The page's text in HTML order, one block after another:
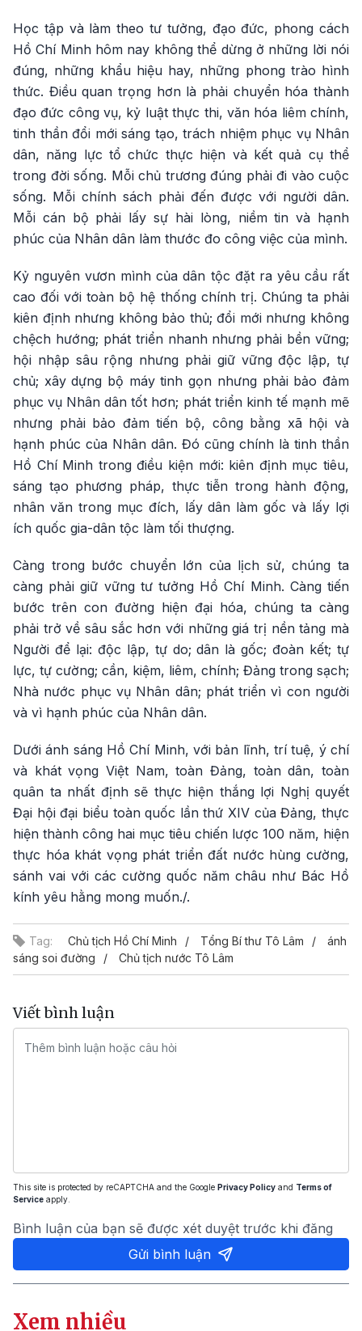
Học tập và làm theo tư tưởng, đạo đức, phong cách
Hồ Chí Minh hôm nay không thể dừng ở những lời nói
đúng, những khẩu hiệu hay, những phong trào hình
thức. Điều quan trọng hơn là phải chuyển hóa thành
đạo đức công vụ, kỷ luật thực thi, văn hóa liêm chính,
tinh thần đổi mới sáng tạo, trách nhiệm phục vụ Nhân
dân, năng lực tổ chức thực hiện và kết quả cụ thể
trong đời sống. Mỗi chủ trương đúng phải đi vào cuộc
sống. Mỗi chính sách phải đến được với người dân.
Mỗi cán bộ phải lấy sự hài lòng, niềm tin và hạnh
phúc của Nhân dân làm thước đo công việc của mình.
Kỷ nguyên vươn mình của dân tộc đặt ra yêu cầu rất
cao đối với toàn bộ hệ thống chính trị. Chúng ta phải
kiên định nhưng không bảo thủ; đổi mới nhưng không
chệch hướng; phát triển nhanh nhưng phải bền vững;
hội nhập sâu rộng nhưng phải giữ vững độc lập, tự
chủ; xây dựng bộ máy tinh gọn nhưng phải bảo đảm
phục vụ Nhân dân tốt hơn; phát triển kinh tế mạnh mẽ
nhưng phải bảo đảm tiến bộ, công bằng xã hội và
hạnh phúc của Nhân dân. Đó cũng chính là tinh thần
Hồ Chí Minh trong điều kiện mới: kiên định mục tiêu,
sáng tạo phương pháp, thực tiễn trong hành động,
nhân văn trong mục đích, lấy dân làm gốc và lấy lợi
ích quốc gia-dân tộc làm tối thượng.
Càng trong bước chuyển lớn của lịch sử, chúng ta
càng phải giữ vững tư tưởng Hồ Chí Minh. Càng tiến
bước trên con đường hiện đại hóa, chúng ta càng
phải trở về sâu sắc hơn với những giá trị nền tảng mà
Người để lại: độc lập, tự do; dân là gốc; đoàn kết; tự
lực, tự cường; cần, kiệm, liêm, chính; Đảng trong sạch;
Nhà nước phục vụ Nhân dân; phát triển vì con người
và vì hạnh phúc của Nhân dân.
Dưới ánh sáng Hồ Chí Minh, với bản lĩnh, trí tuệ, ý chí
và khát vọng Việt Nam, toàn Đảng, toàn dân, toàn
quân ta nhất định sẽ thực hiện thắng lợi Nghị quyết
Đại hội đại biểu toàn quốc lần thứ XIV của Đảng, thực
hiện thành công hai mục tiêu chiến lược 100 năm, hiện
thực hóa khát vọng phát triển đất nước hùng cường,
sánh vai với các cường quốc năm châu như Bác Hồ
kính yêu hằng mong muốn./.
Tag: Chủ tịch Hồ Chí Minh Tổng Bí thư Tô Lâm
ánh
sáng soi đường
Chủ tịch nước Tô Lâm
Viết bình luận
This site is protected by reCAPTCHA and the Google Privacy Policy and Terms of
Service apply.
Bình luận của bạn sẽ được xét duyệt trước khi đăng
Gửi bình luận
Xem nhiều